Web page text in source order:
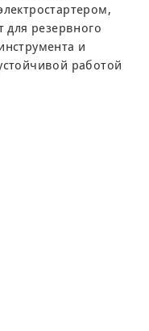
для резервного
и
работой